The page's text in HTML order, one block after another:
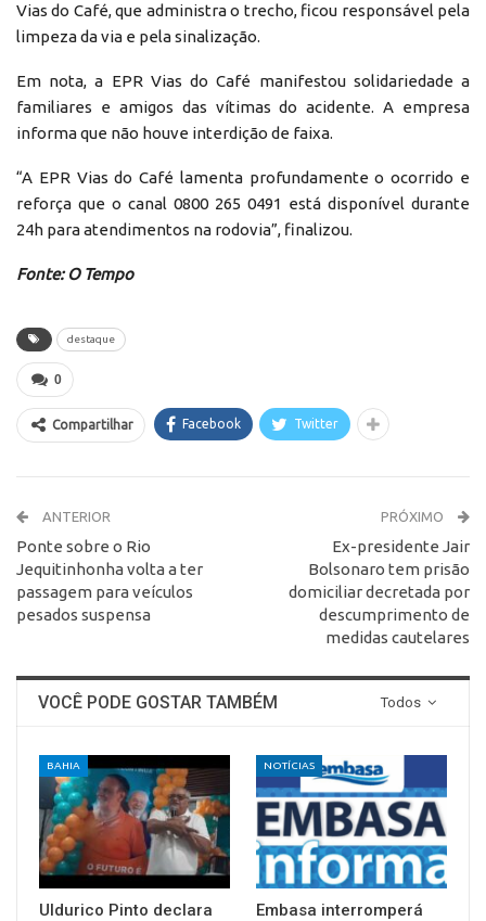
Vias do Café, que administra o trecho, ficou responsável pela
limpeza da via e pela sinalização.
Em nota, a EPR Vias do Café manifestou solidariedade a
familiares e amigos das vítimas do acidente. A empresa
informa que não houve interdição de faixa.
“A EPR Vias do Café lamenta profundamente o ocorrido e
reforça que o canal 0800 265 0491 está disponível durante
24h para atendimentos na rodovia”, finalizou.
Fonte: O Tempo
destaque
0
Compartilhar Facebook Twitter
ANTERIOR
Ponte sobre o Rio
Jequitinhonha volta a ter
passagem para veículos
pesados suspensa
PRÓXIMO
Ex-presidente Jair
Bolsonaro tem prisão
domiciliar decretada por
descumprimento de
medidas cautelares
Todos
VOCÊ PODE GOSTAR TAMBÉM
BAHIA
Uldurico Pinto declara
NOTÍCIAS
Embasa interromperá